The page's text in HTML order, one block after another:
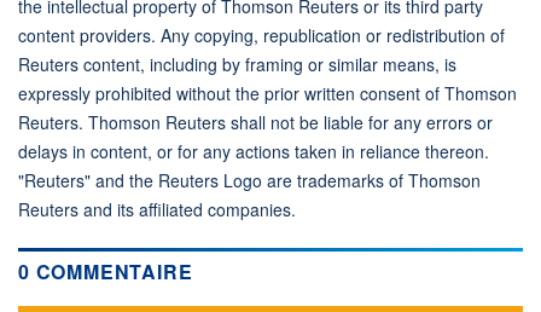
the intellectual property of Thomson Reuters or its third party
content providers. Any copying, republication or redistribution of
Reuters content, including by framing or similar means, is
expressly prohibited without the prior written consent of Thomson
Reuters. Thomson Reuters shall not be liable for any errors or
delays in content, or for any actions taken in reliance thereon.
"Reuters" and the Reuters Logo are trademarks of Thomson
Reuters and its affiliated companies.
0 COMMENTAIRE